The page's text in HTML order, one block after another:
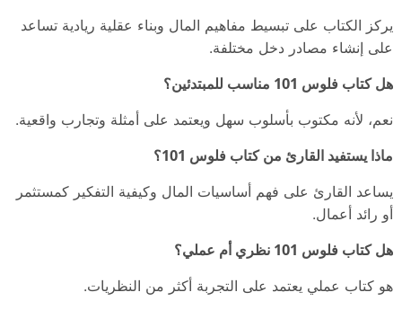
يركز الكتاب على تبسيط مفاهيم المال وبناء عقلية ريادية تساعد
على إنشاء مصادر دخل مختلفة.
هل كتاب فلوس 101 مناسب للمبتدئين؟
نعم، لأنه مكتوب بأسلوب سهل ويعتمد على أمثلة وتجارب واقعية.
ماذا يستفيد القارئ من كتاب فلوس 101؟
يساعد القارئ على فهم أساسيات المال وكيفية التفكير كمستثمر
أو رائد أعمال.
هل كتاب فلوس 101 نظري أم عملي؟
هو كتاب عملي يعتمد على التجربة أكثر من النظريات.